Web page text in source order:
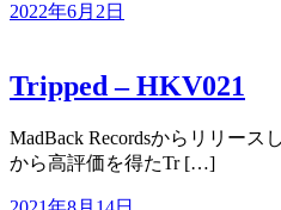
2022年6月2日
Tripped – HKV021
MadBack Recordsからリリース
から高評価を得たTr […]